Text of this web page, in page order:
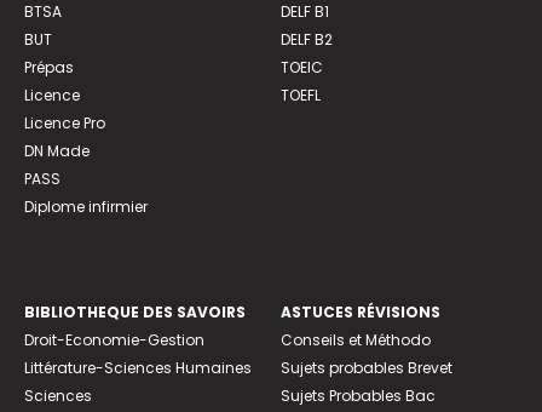
BTSA
BUT
Prépas
Licence
Licence Pro
DN Made
PASS
Diplome infirmier
DELF B1
DELF B2
TOEIC
TOEFL
BIBLIOTHEQUE DES SAVOIRS
Droit-Economie-Gestion
Littérature-Sciences Humaines
Sciences
ASTUCES RÉVISIONS
Conseils et Méthodo
Sujets probables Brevet
Sujets Probables Bac